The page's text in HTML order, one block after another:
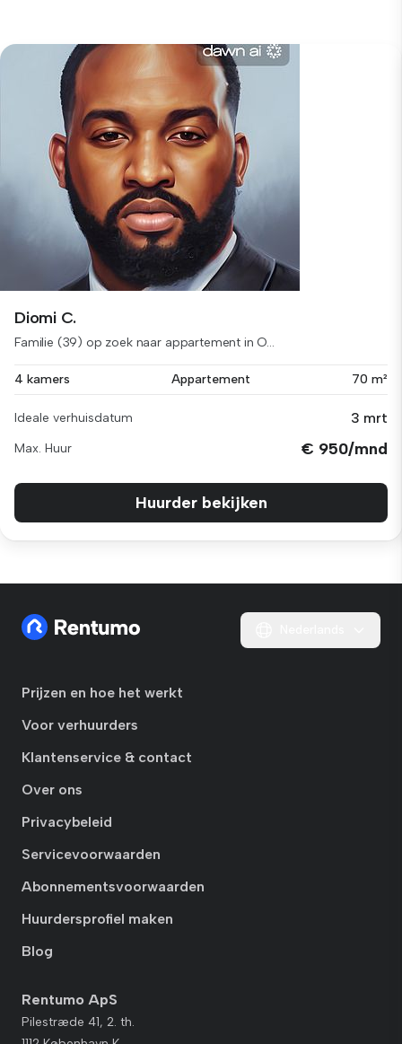
Diomi C.
Familie (39) op zoek naar appartement in O...
4 kamers Appartement 70 m²
Ideale verhuisdatum 3 mrt
Max. Huur € 950/mnd
Huurder bekijken
Prijzen en hoe het werkt
Voor verhuurders
Klantenservice & contact
Over ons
Privacybeleid
Servicevoorwaarden
Abonnementsvoorwaarden
Huurdersprofiel maken
Blog
Rentumo ApS
Pilestræde 41, 2. th.